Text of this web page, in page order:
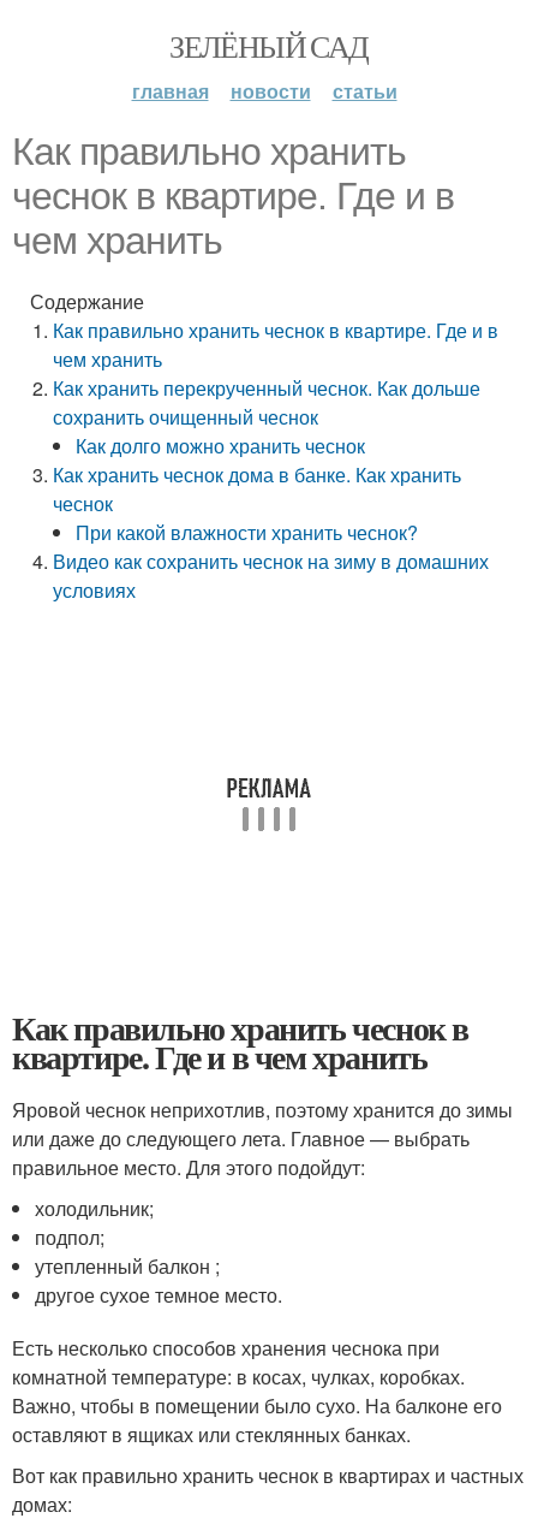
ЗЕЛЁНЫЙ САД
главная новости статьи
Как правильно хранить
чеснок в квартире. Где и в
чем хранить
Содержание
Как правильно хранить чеснок в квартире. Где и в
чем хранить
Как хранить перекрученный чеснок. Как дольше
сохранить очищенный чеснок
Как долго можно хранить чеснок
Как хранить чеснок дома в банке. Как хранить
чеснок
При какой влажности хранить чеснок?
Видео как сохранить чеснок на зиму в домашних
условиях
Как правильно хранить чеснок в
квартире. Где и в чем хранить
Яровой чеснок неприхотлив, поэтому хранится до зимы
или даже до следующего лета. Главное — выбрать
правильное место. Для этого подойдут:
холодильник;
подпол;
утепленный балкон ;
другое сухое темное место.
Есть несколько способов хранения чеснока при
комнатной температуре: в косах, чулках, коробках.
Важно, чтобы в помещении было сухо. На балконе его
оставляют в ящиках или стеклянных банках.
Вот как правильно хранить чеснок в квартирах и частных
домах: